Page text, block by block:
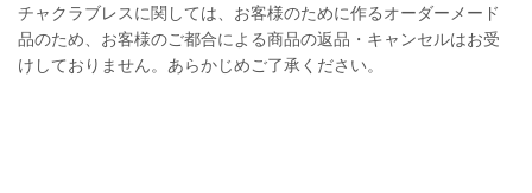
チャクラブレスに関しては、お客様のために作るオーダーメード
品のため、お客様のご都合による商品の返品・キャンセルはお受
けしておりません。あらかじめご了承ください。